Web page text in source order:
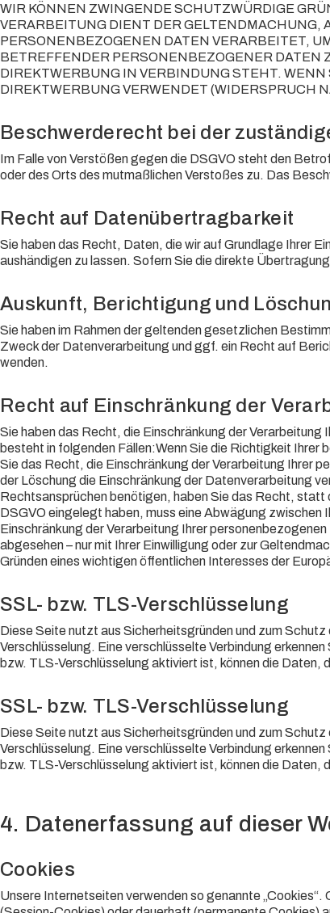
WIR KÖNNEN ZWINGENDE SCHUTZWÜRDIGE
VERARBEITUNG DIENT DER GELTENDMACHUNG,
PERSONENBEZOGENEN DATEN VERARBEITET,
BETREFFENDER PERSONENBEZOGENER DATEN
DIREKTWERBUNG IN VERBINDUNG STEHT.
DIREKTWERBUNG VERWENDET (WIDERSPRUCH
Beschwerde­recht bei der
Im Falle von Verstößen gegen die DSGVO steht den
oder des Orts des mutmaßlichen Verstoßes zu. Das
Recht auf Daten­übertrag­barkeit
Sie haben das Recht, Daten, die wir auf Grundlage Ihrer
aushändigen zu lassen. Sofern Sie die direkte
Auskunft, Berichtigung und
Sie haben im Rahmen der geltenden gesetzlichen
Zweck der Datenverarbeitung und ggf. ein Recht auf
wenden.
Recht auf Einschränkung der
Sie haben das Recht, die Einschränkung der
besteht in folgenden Fällen:Wenn Sie die Richtigkeit Ihrer
Sie das Recht, die Einschränkung der Verarbeitung Ihrer
der Löschung die Einschränkung der Datenverarbeitung
Rechtsansprüchen benötigen, haben Sie das Recht, statt
DSGVO eingelegt haben, muss eine Abwägung
Einschränkung der Verarbeitung Ihrer
abgesehen – nur mit Ihrer Einwilligung oder zur
Gründen eines wichtigen öffentlichen Interesses der
SSL- bzw. TLS-Verschlüsselung
Diese Seite nutzt aus Sicherheitsgründen und zum
Verschlüsselung. Eine verschlüsselte Verbindung
bzw. TLS-Verschlüsselung aktiviert ist, können die Daten,
SSL- bzw. TLS-Verschlüsselung
Diese Seite nutzt aus Sicherheitsgründen und zum
Verschlüsselung. Eine verschlüsselte Verbindung
bzw. TLS-Verschlüsselung aktiviert ist, können die Daten,
4. Datenerfassung auf dieser
Cookies
Unsere Internetseiten verwenden so genannte